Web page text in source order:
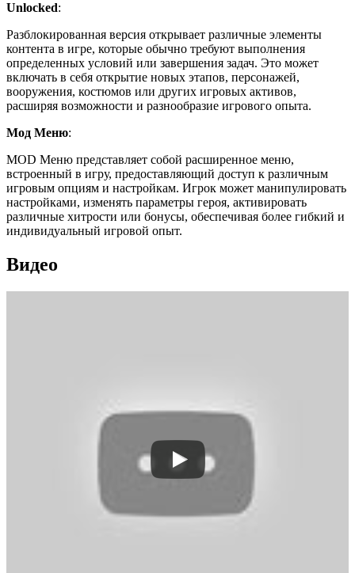
Unlocked:
Разблокированная версия открывает различные элементы
контента в игре, которые обычно требуют выполнения
определенных условий или завершения задач. Это может
включать в себя открытие новых этапов, персонажей,
вооружения, костюмов или других игровых активов,
расширяя возможности и разнообразие игрового опыта.
Мод Меню:
MOD Меню представляет собой расширенное меню,
встроенный в игру, предоставляющий доступ к различным
игровым опциям и настройкам. Игрок может манипулировать
настройками, изменять параметры героя, активировать
различные хитрости или бонусы, обеспечивая более гибкий и
индивидуальный игровой опыт.
Видео